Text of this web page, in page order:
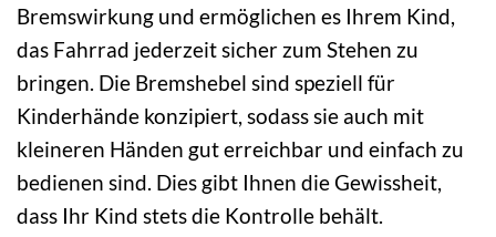
Bremswirkung und ermöglichen es Ihrem Kind,
das Fahrrad jederzeit sicher zum Stehen zu
bringen. Die Bremshebel sind speziell für
Kinderhände konzipiert, sodass sie auch mit
kleineren Händen gut erreichbar und einfach zu
bedienen sind. Dies gibt Ihnen die Gewissheit,
dass Ihr Kind stets die Kontrolle behält.